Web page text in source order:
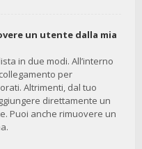
un utente dalla mia
in due modi. All’interno
per
Altrimenti, dal tuo
direttamente un
Puoi anche rimuovere un